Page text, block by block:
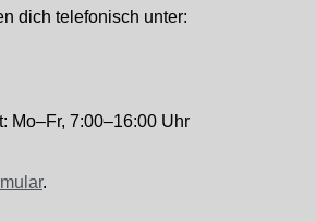
dich telefonisch unter:
Mo–Fr, 7:00–16:00 Uhr
.